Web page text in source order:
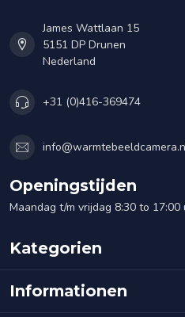
James Wattlaan 15
5151 DP Drunen
Nederland
+31 (0)416-369474
Openingstijden
Maandag t/m vrijdag 8:30 to 17:00
Kategorien
Informationen